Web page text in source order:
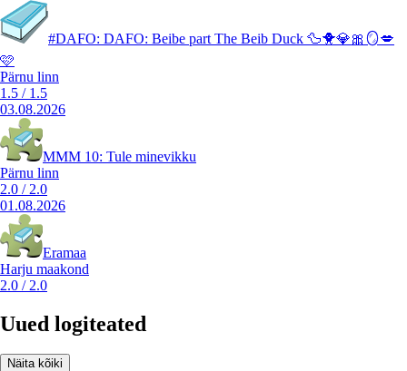
#DAFO: DAFO: Beibe part The Beib Duck 🦆🐥💎🎀🪞💋
🩷
Pärnu linn
1.5 / 1.5
03.08.2026
MMM 10: Tule minevikku
Pärnu linn
2.0 / 2.0
01.08.2026
Eramaa
Harju maakond
2.0 / 2.0
Uued logiteated
Näita kõiki